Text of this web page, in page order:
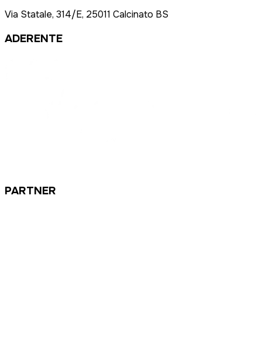
Via Statale, 314/E, 25011 Calcinato BS
ADERENTE
PARTNER